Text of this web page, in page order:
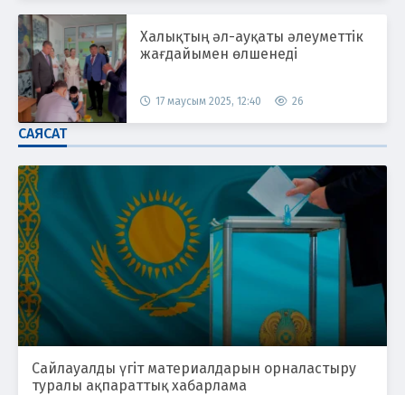
Халықтың әл-ауқаты әлеуметтік
жағдайымен өлшенеді
17 маусым 2025, 12:40 26
САЯСАТ
Сайлауалды үгіт материалдарын орналастыру
туралы ақпараттық хабарлама